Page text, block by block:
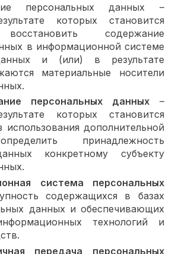
персональных данных –
которых становится
содержание
в информационной системе
и (или) в результате
материальные носители
персональных данных–
которых становится
дополнительной
принадлежность
конкретному субъекту
система персональных
содержащихся в базах
данных и обеспечивающих
технологий и
передача персональных